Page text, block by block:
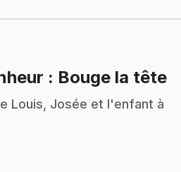
: Bouge la tête.
Louis, Josée et l'enfant à